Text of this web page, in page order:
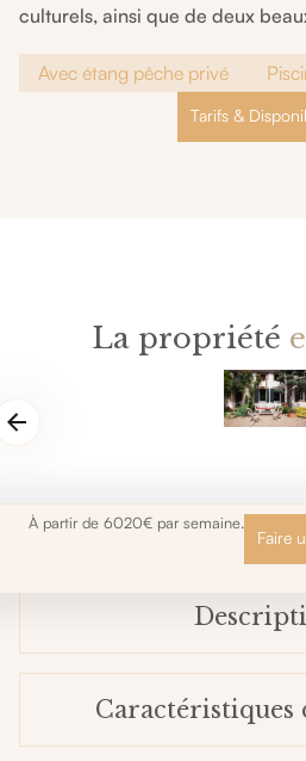
culturels, ainsi que de deux
Avec étang pêche privé
Tarifs &
La propriété
À partir de 6020€ par semaine.
Faire
Caractéristiques